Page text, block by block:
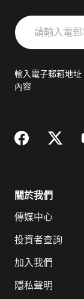
請
輸
郵
輸入電子郵箱地
內容
關於我們
傳媒中心
投資者查詢
加入我們
隱私聲明